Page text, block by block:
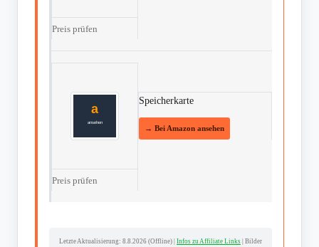
Preis prüfen
Speicherkarte
Preis prüfen
Letzte Aktualisierung: 8.8.2026 (Offline) Infos zu Affiliate Links | Bilder